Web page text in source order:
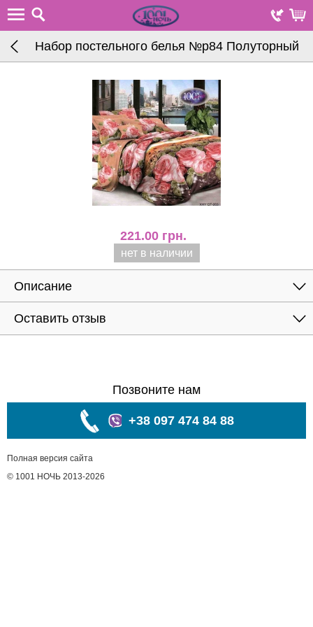
Набор постельного белья №р84 Полуторный
221.00 грн.
нет в наличии
Описание
Оставить отзыв
Позвоните нам
+38 097 474 84 88
Полная версия сайта
© 1001 НОЧЬ 2013-2026